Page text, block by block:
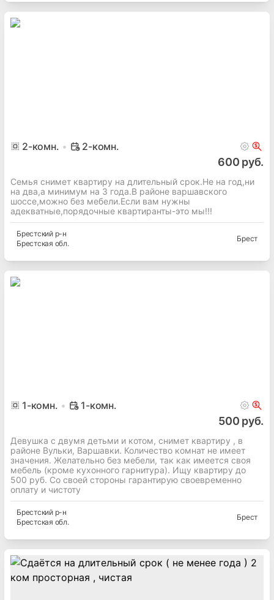
2-комн. 2-комн.
600 руб.
Семья снимет квартиру на длительный срок.Не на год,ни
на два,а минимум на 3 года.В районе варшавского
шоссе,можно без мебели.Если вам нужны
адекватные,порядочные квартиранты-это мы!!!
Брестскийр-н
Брестская обл.
Брест
1-комн. 1-комн.
500 руб.
Девушка с двумя детьми и котом, снимет квартиру , в
районе Вульки, Варшавки. Количество комнат не имеет
значения. Желательно без мебели, так как имеется своя
мебель (кроме кухонного гарнитура). Ищу квартиру до
500 руб. Со своей стороны гарантирую своевременно
оплату и чистоту
Брестскийр-н
Брестская обл.
Брест